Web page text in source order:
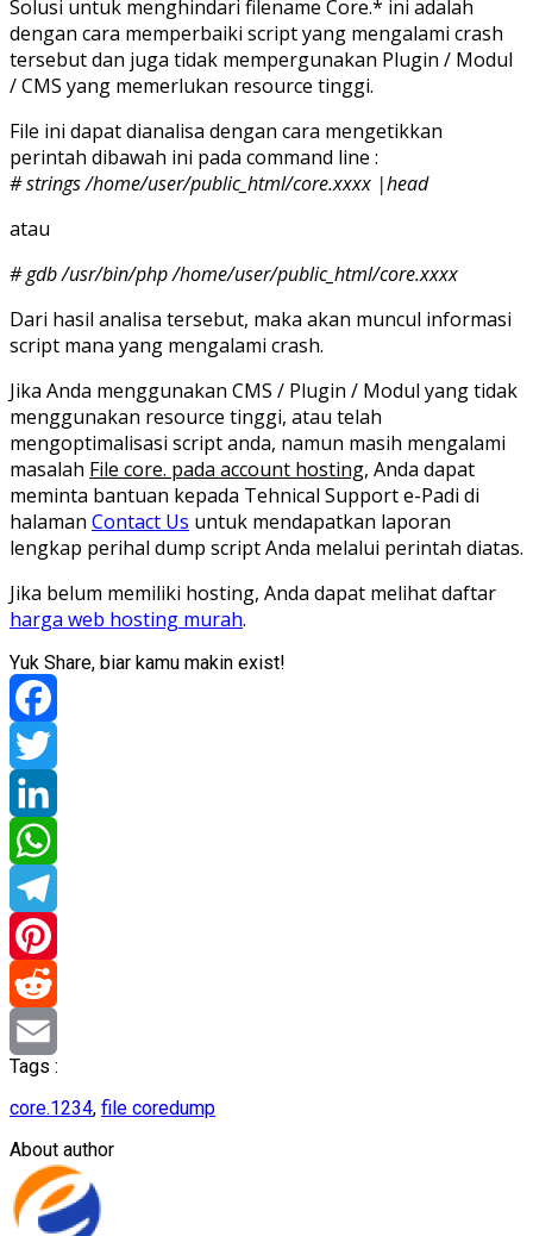
Solusi untuk menghindari filename Core.* ini adalah
dengan cara memperbaiki script yang mengalami crash
tersebut dan juga tidak mempergunakan Plugin / Modul
/ CMS yang memerlukan resource tinggi.
File ini dapat dianalisa dengan cara mengetikkan
perintah dibawah ini pada command line :
# strings /home/user/public_html/core.xxxx |head
atau
# gdb /usr/bin/php /home/user/public_html/core.xxxx
Dari hasil analisa tersebut, maka akan muncul informasi
script mana yang mengalami crash.
Jika Anda menggunakan CMS / Plugin / Modul yang tidak
menggunakan resource tinggi, atau telah
mengoptimalisasi script anda, namun masih mengalami
masalah File core. pada account hosting, Anda dapat
meminta bantuan kepada Tehnical Support e-Padi di
halaman Contact Us untuk mendapatkan laporan
lengkap perihal dump script Anda melalui perintah diatas.
Jika belum memiliki hosting, Anda dapat melihat daftar
harga web hosting murah.
Yuk Share, biar kamu makin exist!
Facebook
Twitter
LinkedIn
WhatsApp
Telegram
Pinterest
Reddit
Email
Tags :
core.1234, file coredump
About author